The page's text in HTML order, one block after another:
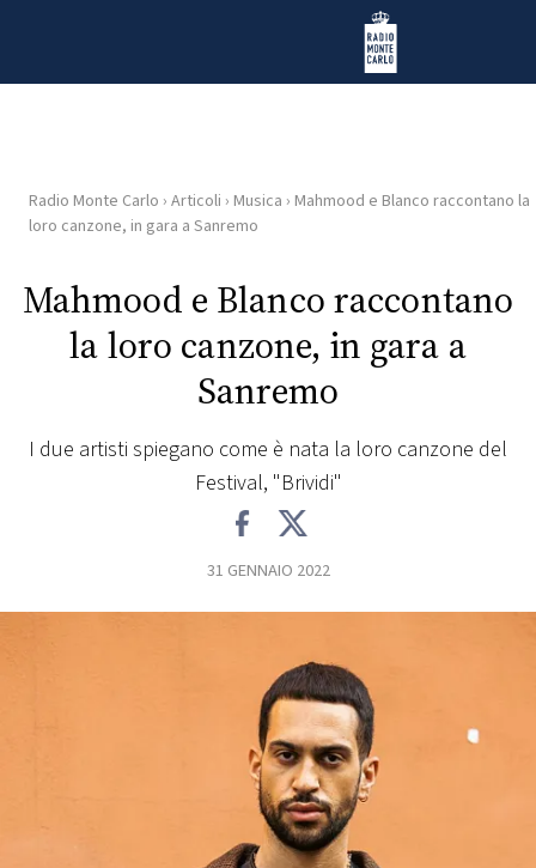
Radio Monte Carlo
HOME
RADIO
WEB
PLAYLIST
Radio Monte Carlo › Articoli › Musica › Mahmood e Blanco raccontano la
loro canzone, in gara a Sanremo
Mahmood e Blanco raccontano
la loro canzone, in gara a
Sanremo
I due artisti spiegano come è nata la loro canzone del
Festival, "Brividi"
31 GENNAIO 2022